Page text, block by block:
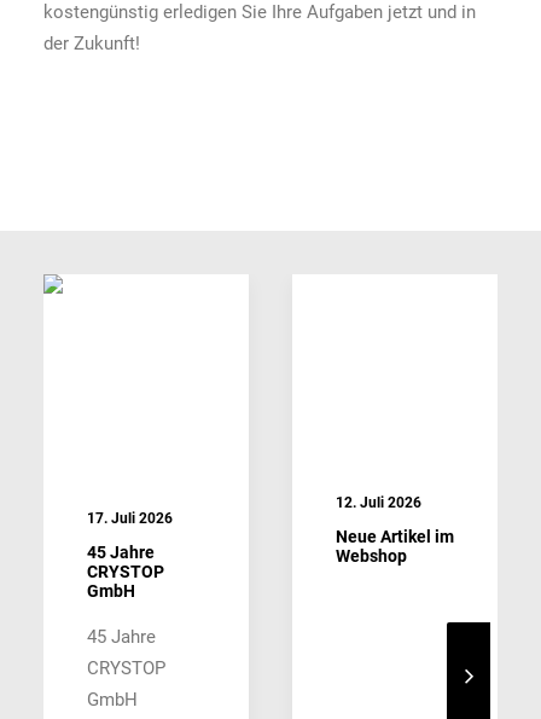
kostengünstig erledigen Sie Ihre Aufgaben jetzt und in
der Zukunft!
17. Juli 2026
45 Jahre
CRYSTOP
GmbH
45 Jahre
CRYSTOP
GmbH
12. Juli 2026
Neue Artikel im
Webshop